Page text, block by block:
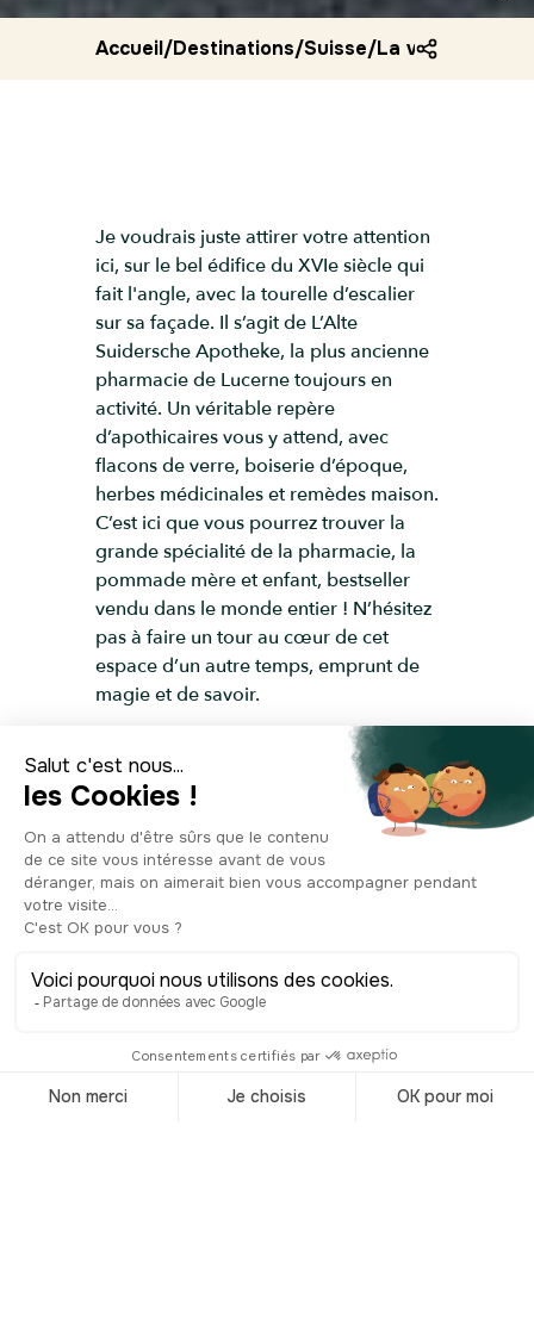
Accueil/Destinations/Suisse/La vieille
Je voudrais juste attirer votre attention
ici, sur le bel édifice du XVIe siècle qui
fait l'angle, avec la tourelle d’escalier
sur sa façade. Il s’agit de L’Alte
Suidersche Apotheke, la plus ancienne
pharmacie de Lucerne toujours en
activité. Un véritable repère
d’apothicaires vous y attend, avec
flacons de verre, boiserie d’époque,
herbes médicinales et remèdes maison.
C’est ici que vous pourrez trouver la
grande spécialité de la pharmacie, la
pommade mère et enfant, bestseller
vendu dans le monde entier ! N’hésitez
pas à faire un tour au cœur de cet
espace d’un autre temps, emprunt de
magie et de savoir.